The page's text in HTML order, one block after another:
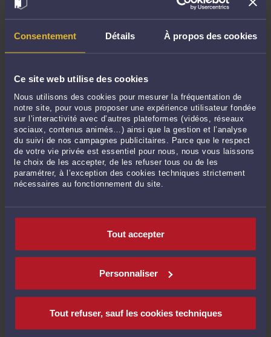
Consentement Détails À propos des cookies
Ce site web utilise des cookies
Nous utilisons des cookies pour mesurer la fréquentation de
notre site, pour vous proposer une expérience utilisateur fondée
sur l’interactivité avec d’autres plateformes (vidéos, réseaux
sociaux, contenus animés…) ainsi que la gestion et l’analyse
du suivi de nos campagnes publicitaires. Parce que le respect
de votre vie privée est essentiel pour nous, nous vous laissons
le choix de les accepter, de les refuser tous ou de les
paramétrer, à l’exception des cookies techniques strictement
nécessaires au fonctionnement du site.
Tout accepter
Personnaliser
Tout refuser, sauf les cookies techniques
d’assister une partie dans un procès et de plaider devant un
tribunal ».
A l’origine le terme “avocate” désignait, quant à lui, « la
femme de l’avocat général ». Au regard de la féminisation de
En effet, l’avocate n’est plus la femme de l’avocat général et
cela depuis belle lurette.
La loi du 1er décembre 1900 a permis l’entrée des femmes
dans la profession d’avocat en France, merci Émile.
La première femme à avoir embrassé la profession
d’avocat en Europe est l’italienne Lidia Poët le 9 août
1883 ;
Sonia Olga Balachowsky-Petit le 4 décembre 1900 ;
La première femme à avoir plaidé en France est Jeanne
La première femme élue Bâtonnier (oui, la bâtonnière
est, elle aussi, selon la langue française, toujours la
femme du bâtonnier) est Paule Pignet en 1933.
A ce jour, la profession peine encore à assurer la pleine et
entière égalité entre les avocates et les avocats.